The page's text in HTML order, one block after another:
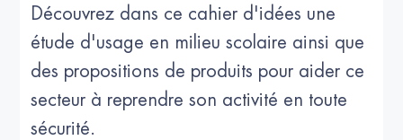
Découvrez dans ce cahier d'idées une
étude d'usage en milieu scolaire ainsi que
des propositions de produits pour aider ce
secteur à reprendre son activité en toute
sécurité.